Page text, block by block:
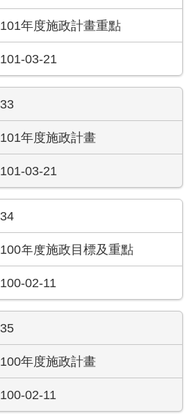
101年度施政計畫重點
101-03-21
33
101年度施政計畫
101-03-21
34
100年度施政目標及重點
100-02-11
35
100年度施政計畫
100-02-11